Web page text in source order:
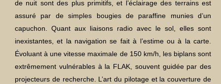
de nuit sont des plus primitifs, et l’éclairage des terrains est
assuré par de simples bougies de paraffine munies d’un
capuchon. Quant aux liaisons radio avec le sol, elles sont
inexistantes, et la navigation se fait à l’estime ou à la carte.
Évoluant à une vitesse maximale de 150 km/h, les biplans sont
extrêmement vulnérables à la FLAK, souvent guidée par des
projecteurs de recherche. L’art du pilotage et la couverture de